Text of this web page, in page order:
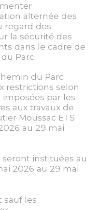
alternée des
regard des
la sécurité des
dans le cadre de
Parc.
du Parc
restrictions selon
par les
aux travaux de
Moussac ETS
au 29 mai
instituées au
2026 au 29 mai
les